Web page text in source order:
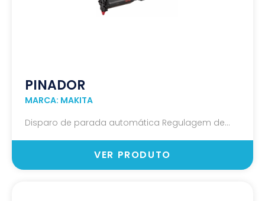
PINADOR
MARCA: MAKITA
Disparo de parada automática Regulagem de...
VER PRODUTO